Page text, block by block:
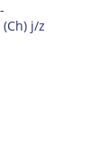
j/z